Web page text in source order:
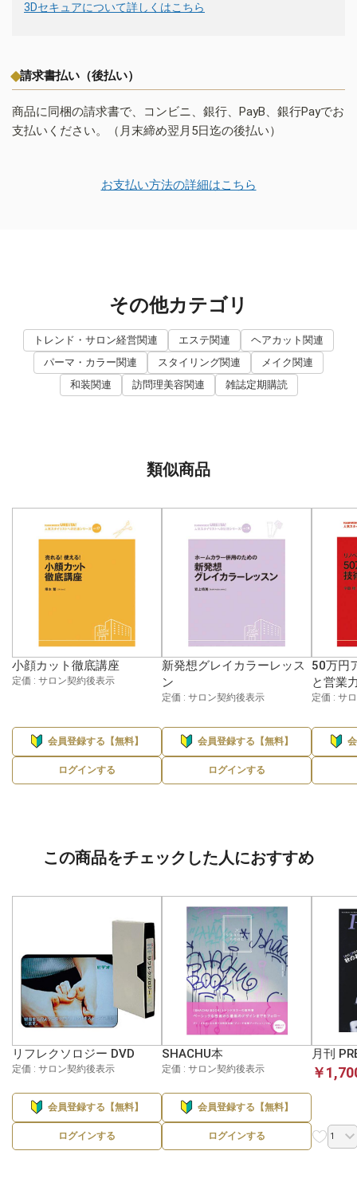
3Dセキュアについて詳しくはこちら
請求書払い（後払い）
商品に同梱の請求書で、コンビニ、銀行、PayB、銀行Payでお
支払いください。（月末締め翌月5日迄の後払い）
お支払い方法の詳細はこちら
その他カテゴリ
トレンド・サロン経営関連 エステ関連
ヘアカット関連
パーマ・カラー関連
スタイリング関連
メイク関連
和装関連
訪問理美容関連 雑誌定期購読
類似商品
小顔カット徹底講座
定価 : サロン契約後表示
会員登録する【無料】
ログインする
新発想グレイカラーレッス
ン
定価 : サロン契約後表示
会員登録する【無料】
ログインする
50万円
と営業
定価 : サ
この商品をチェックした人におすすめ
リフレクソロジー DVD
定価 : サロン契約後表示
会員登録する【無料】
ログインする
SHACHU本
定価 : サロン契約後表示
会員登録する【無料】
ログインする
月刊
￥